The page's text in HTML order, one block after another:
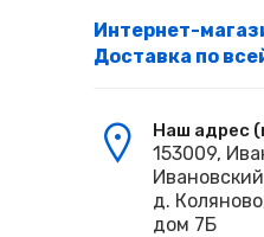
Интернет-
Доставка по
Наш адрес
153009,
д.
дом 7Б